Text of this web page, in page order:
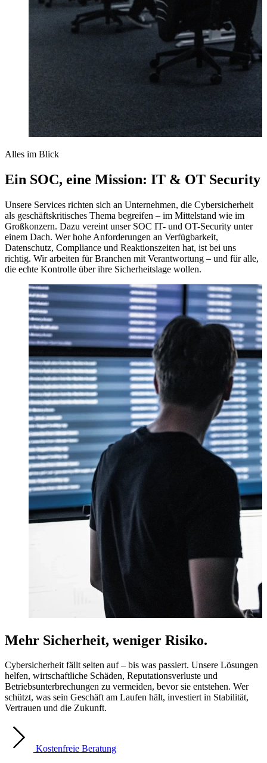
Alles im Blick
Ein SOC, eine Mission: IT & OT Security
Unsere Services richten sich an Unternehmen, die Cybersicherheit
als geschäftskritisches Thema begreifen – im Mittelstand wie im
Großkonzern. Dazu vereint unser SOC IT- und OT-Security unter
einem Dach. Wer hohe Anforderungen an Verfügbarkeit,
Datenschutz, Compliance und Reaktionszeiten hat, ist bei uns
richtig. Wir arbeiten für Branchen mit Verantwortung – und für alle,
die echte Kontrolle über ihre Sicherheitslage wollen.
Mehr Sicherheit, weniger Risiko.
Cybersicherheit fällt selten auf – bis was passiert. Unsere Lösungen
helfen, wirtschaftliche Schäden, Reputationsverluste und
Betriebsunterbrechungen zu vermeiden, bevor sie entstehen. Wer
schützt, was sein Geschäft am Laufen hält, investiert in Stabilität,
Vertrauen und die Zukunft.
Kostenfreie Beratung